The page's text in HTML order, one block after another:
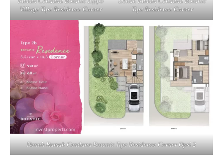
Village Tipe Residence Corner
Tipe Residence Corner
Denah Rumah Cendana Botanic Tipe Residence Corner Opsi 2